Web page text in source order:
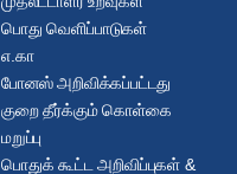
பொது வெளிப்பாடுகள்
எ.கா
போனஸ் அறிவிக்கப்பட்டது
குறை தீர்க்கும் கொள்கை
மறுப்பு
பொதுக் கூட்ட அறிவிப்புகள் &